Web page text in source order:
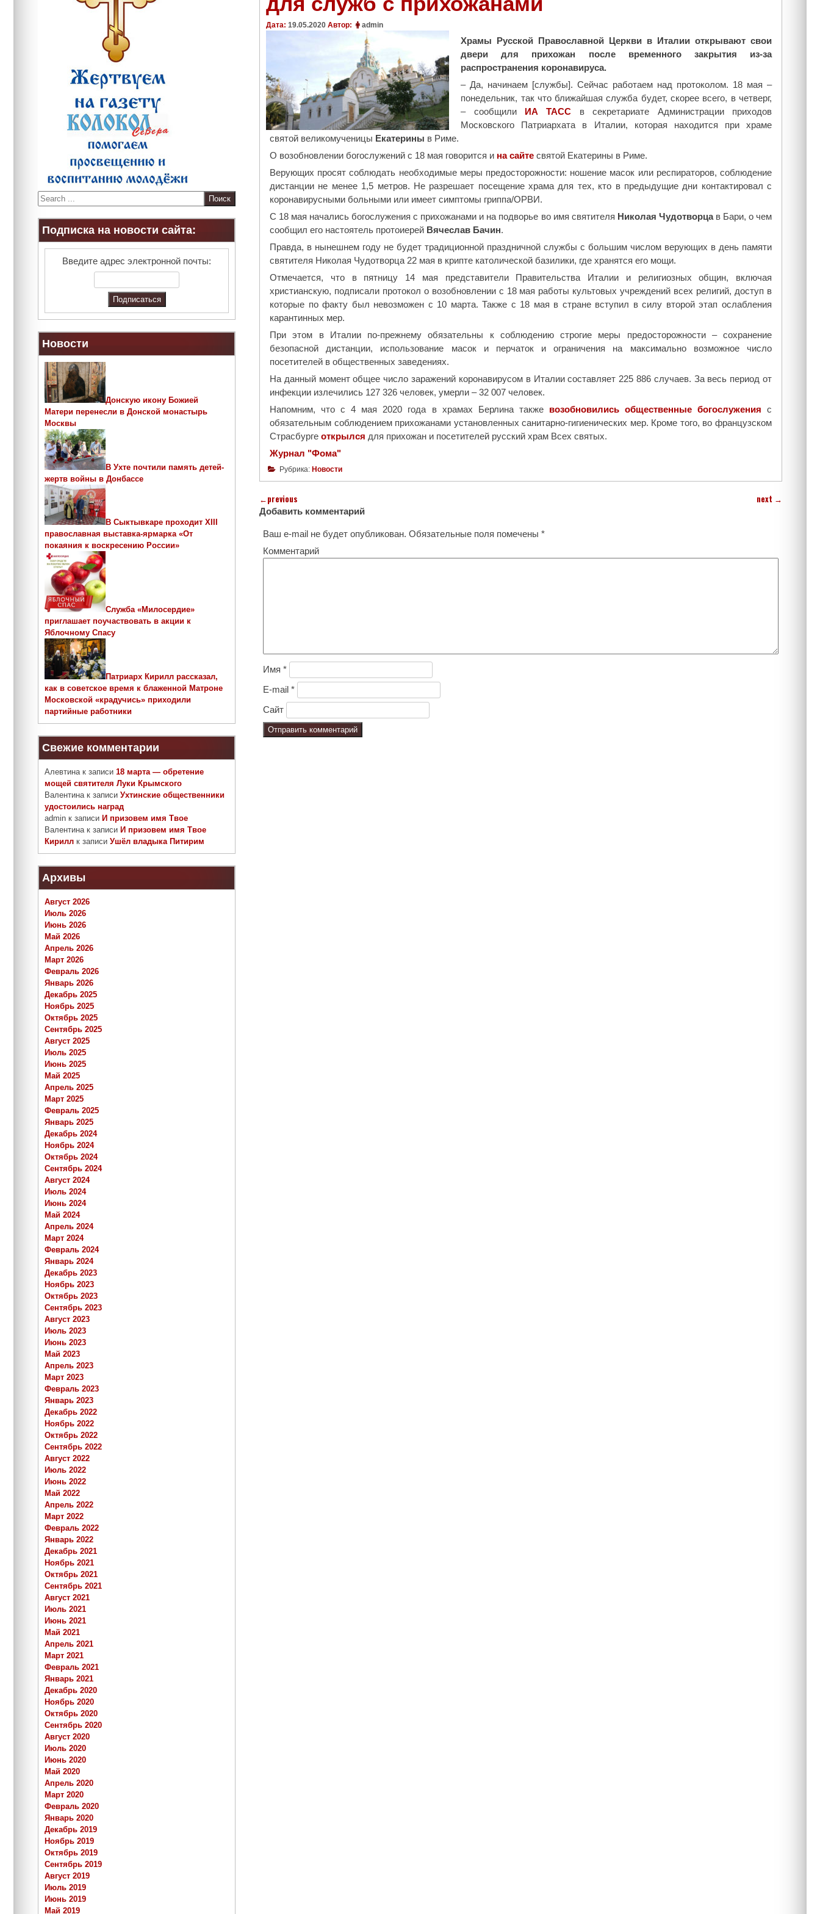
Дата: 19.05.2020 Автор: admin
Храмы Русской Православной Церкви в Италии открывают свои
двери для прихожан после временного закрытия из-за
распространения коронавируса.
– Да, начинаем [службы]. Сейчас работаем над протоколом. 18 мая –
понедельник, так что ближайшая служба будет, скорее всего, в четверг,
– сообщили ИА ТАСС в секретариате Администрации приходов
Московского Патриархата в Италии, которая находится при храме
святой великомученицы Екатерины в Риме.
О возобновлении богослужений с 18 мая говорится и на сайте святой Екатерины в Риме.
Верующих просят соблюдать необходимые меры предосторожности: ношение масок или респираторов, соблюдение
дистанции не менее 1,5 метров. Не разрешает посещение храма для тех, кто в предыдущие дни контактировал с
коронавирусными больными или имеет симптомы гриппа/ОРВИ.
С 18 мая начались богослужения с прихожанами и на подворье во имя святителя Николая Чудотворцав Бари, о чем
сообщил его настоятель протоиерей Вячеслав Бачин.
Правда, в нынешнем году не будет традиционной праздничной службы с большим числом верующих в день памяти
святителя Николая Чудотворца 22 мая в крипте католической базилики, где хранятся его мощи.
Отмечается, что в пятницу 14 мая представители Правительства Италии и религиозных общин, включая
христианскую, подписали протокол о возобновлении с 18 мая работы культовых учреждений всех религий, доступ в
которые по факту был невозможен с 10 марта. Также с 18 мая в стране вступил в силу второй этап ослабления
карантинных мер.
При этом в Италии по-прежнему обязательны к соблюдению строгие меры предосторожности – сохранение
безопасной дистанции, использование масок и перчаток и ограничения на максимально возможное число
посетителей в общественных заведениях.
На данный момент общее число заражений коронавирусом в Италии составляет 225 886 случаев. За весь период от
инфекции излечились 127 326 человек, умерли – 32 007 человек.
Напомним, что с 4 мая 2020 года в храмах Берлина также возобновились общественные богослужения с
обязательным соблюдением прихожанами установленных санитарно-гигиенических мер. Кроме того, во французском
Страсбурге открылся для прихожан и посетителей русский храм Всех святых.
Журнал "Фома"
Рубрика: Новости
←previous next →
Добавить комментарий
Ваш e-mail не будет опубликован. Обязательные поля помечены *
Комментарий
Имя *
E-mail *
Сайт
S
e
a
c
Подписка на новости сайта:
Введите адрес электронной почты:
Новости
Донскую икону Божией
Матери перенесли в Донской монастырь
Москвы
В Ухте почтили память детей-
жертв войны в Донбассе
В Сыктывкаре проходит ХIII
православная выставка-ярмарка «От
покаяния к воскресению России»
Служба «Милосердие»
приглашает поучаствовать в акции к
Яблочному Спасу
Патриарх Кирилл рассказал,
как в советское время к блаженной Матроне
Московской «крадучись» приходили
партийные работники
Свежие комментарии
Алевтинак записи 18 марта — обретение
мощей святителя Луки Крымского
Валентинак записи Ухтинские общественники
удостоились наград
admin к записи И призовем имя Твое
Валентинак записи И призовем имя Твое
Кирилл к записи Ушёл владыка Питирим
Архивы
Август 2026
Июль 2026
Июнь 2026
Май 2026
Апрель 2026
Март 2026
Февраль 2026
Январь 2026
Декабрь 2025
Ноябрь 2025
Октябрь 2025
Сентябрь 2025
Август 2025
Июль 2025
Июнь 2025
Май 2025
Апрель 2025
Март 2025
Февраль 2025
Январь 2025
Декабрь 2024
Ноябрь 2024
Октябрь 2024
Сентябрь 2024
Август 2024
Июль 2024
Июнь 2024
Май 2024
Апрель 2024
Март 2024
Февраль 2024
Январь 2024
Декабрь 2023
Ноябрь 2023
Октябрь 2023
Сентябрь 2023
Август 2023
Июль 2023
Июнь 2023
Май 2023
Апрель 2023
Март 2023
Февраль 2023
Январь 2023
Декабрь 2022
Ноябрь 2022
Октябрь 2022
Сентябрь 2022
Август 2022
Июль 2022
Июнь 2022
Май 2022
Апрель 2022
Март 2022
Февраль 2022
Январь 2022
Декабрь 2021
Ноябрь 2021
Октябрь 2021
Сентябрь 2021
Август 2021
Июль 2021
Июнь 2021
Май 2021
Апрель 2021
Март 2021
Февраль 2021
Январь 2021
Декабрь 2020
Ноябрь 2020
Октябрь 2020
Сентябрь 2020
Август 2020
Июль 2020
Июнь 2020
Май 2020
Апрель 2020
Март 2020
Февраль 2020
Январь 2020
Декабрь 2019
Ноябрь 2019
Октябрь 2019
Сентябрь 2019
Август 2019
Июль 2019
Июнь 2019
Май 2019